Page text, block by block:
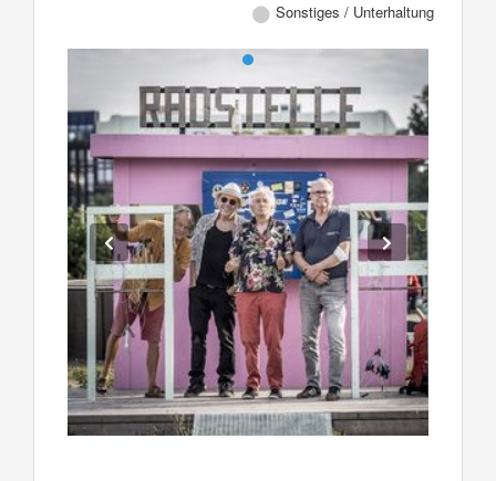
Sonstiges / Unterhaltung